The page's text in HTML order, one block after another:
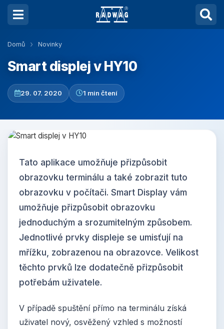
Domů Novinky
Smart displej v HY10
29. 07. 2020 1 min čtení
Tato aplikace umožňuje přizpůsobit
obrazovku terminálu a také zobrazit tuto
obrazovku v počítači. Smart Display vám
umožňuje přizpůsobit obrazovku
jednoduchým a srozumitelným způsobem.
Jednotlivé prvky displeje se umisťují na
mřížku, zobrazenou na obrazovce. Velikost
těchto prvků lze dodatečně přizpůsobit
potřebám uživatele.
V případě spuštění přímo na terminálu získá
uživatel nový, osvěžený vzhled s možností